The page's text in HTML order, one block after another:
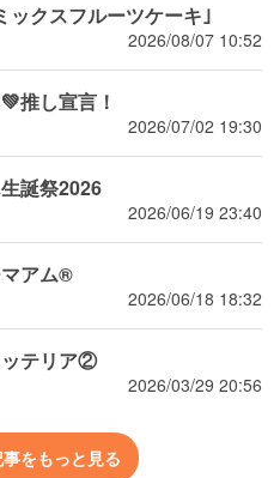
ックスフルーツケーキ｣
2026/08/07 10:52
るるたん🍨‪💚推し宣言！
2026/07/02 19:30
誕祭2026
2026/06/19 23:40
アム®
2026/06/18 18:32
ッテリア②
2026/03/29 20:56
をもっと見る